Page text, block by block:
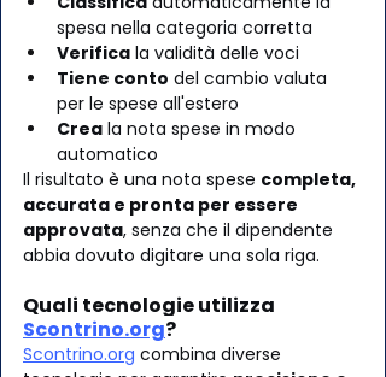
spesa nella categoria corretta
Verifica la validità delle voci
Tiene conto del cambio valuta
per le spese all'estero
Crea la nota spese in modo
automatico
Il risultato è una nota spese completa,
accurata e pronta per essere
approvata, senza che il dipendente
abbia dovuto digitare una sola riga.
Quali tecnologie utilizza
Scontrino.org?
Scontrino.org combina diverse